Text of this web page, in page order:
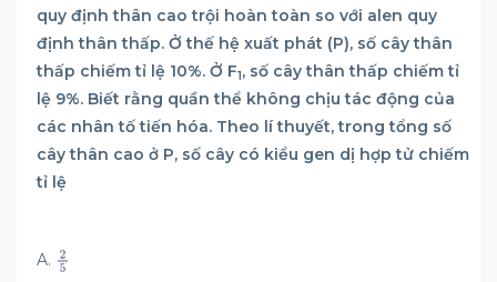
quy định thân cao trội hoàn toàn so với alen quy
định thân thấp. Ở thế hệ xuất phát (P), số cây thân
thấp chiếm tỉ lệ 10%. Ở F1, số cây thân thấp chiếm tỉ
lệ 9%. Biết rằng quần thể không chịu tác động của
các nhân tố tiến hóa. Theo lí thuyết, trong tổng số
cây thân cao ở P, số cây có kiểu gen dị hợp tử chiếm
tỉ lệ
A.